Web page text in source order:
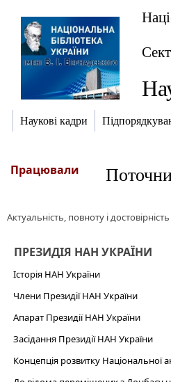
Наукові кадри
Працювали
Актуальність, повноту і
ПРЕЗИДІЯ НАН УКРАЇНИ
Історія НАН України
Члени Президії НАН України
Апарат Президії НАН України
Засідання Президії НАН України
Концепція розвитку Національної